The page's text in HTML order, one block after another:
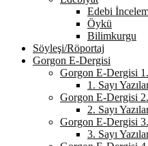
Edebi
Öykü
Bilimkurgu
Söyleşi/Röportaj
Gorgon E-Dergisi
Gorgon E-Dergisi 1.
1. Sayı
Gorgon E-Dergisi 2.
2. Sayı
Gorgon E-Dergisi 3.
3. Sayı